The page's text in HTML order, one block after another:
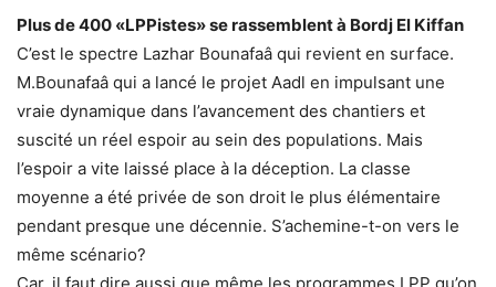
Plus de 400 «LPPistes» se rassemblent à Bordj El Kiffan
C’est le spectre Lazhar Bounafaâ qui revient en surface.
M.Bounafaâ qui a lancé le projet Aadl en impulsant une
vraie dynamique dans l’avancement des chantiers et
suscité un réel espoir au sein des populations. Mais
l’espoir a vite laissé place à la déception. La classe
moyenne a été privée de son droit le plus élémentaire
pendant presque une décennie. S’achemine-t-on vers le
même scénario?